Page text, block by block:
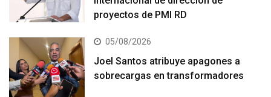
proyectos de PMI RD
05/08/2026
Joel Santos atribuye apagones a
sobrecargas en transformadores